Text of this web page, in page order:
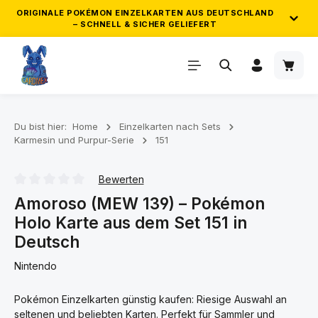
ORIGINALE POKÉMON EINZELKARTEN AUS DEUTSCHLAND
– SCHNELL & SICHER GELIEFERT
ZUVERLÄSSIGER VERSAND & GEPRÜFTE
QUALITÄT
Einzelkarten direkt aus Deutschland. Deine Bestellung wird
sorgfältig geprüft, sicher verpackt und zuverlässig
schnell und in einwandfreiem Zustand bei dir an.
GRATIS POKÉMON KARTEN AB 25€ &
50€
Sammle automatisch Gratis-Karten zu deiner Bestellung ab
Zum Hauptinhalt springen
Du bist hier: Home
Einzelkarten nach Sets
Karmesin und Purpur-Serie
151
Durchschnittliche Bewertung von 0 von 5 Sternen
Bewerten
Amoroso (MEW 139) – Pokémon
Holo Karte aus dem Set 151 in
Deutsch
Nintendo
Pokémon Einzelkarten günstig kaufen: Riesige Auswahl an
seltenen und beliebten Karten. Perfekt für Sammler und